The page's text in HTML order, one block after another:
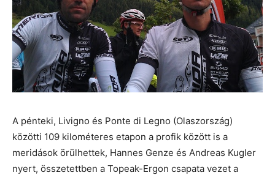
A pénteki, Livigno és Ponte di Legno (Olaszország)
közötti 109 kilométeres etapon a profik között is a
meridások örülhettek, Hannes Genze és Andreas Kugler
nyert, összetettben a Topeak-Ergon csapata vezet a